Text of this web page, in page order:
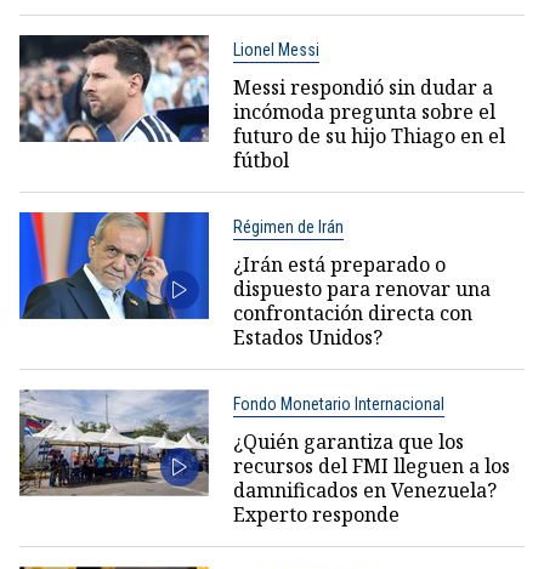
Lionel Messi
Messi respondió sin dudar a
incómoda pregunta sobre el
futuro de su hijo Thiago en el
fútbol
Régimen de Irán
¿Irán está preparado o
dispuesto para renovar una
confrontación directa con
Estados Unidos?
Fondo Monetario Internacional
¿Quién garantiza que los
recursos del FMI lleguen a los
damnificados en Venezuela?
Experto responde